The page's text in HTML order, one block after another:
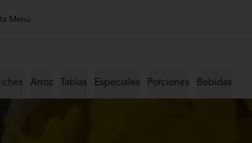
Menú
Arroz Tablas Especiales Porciones Bebidas